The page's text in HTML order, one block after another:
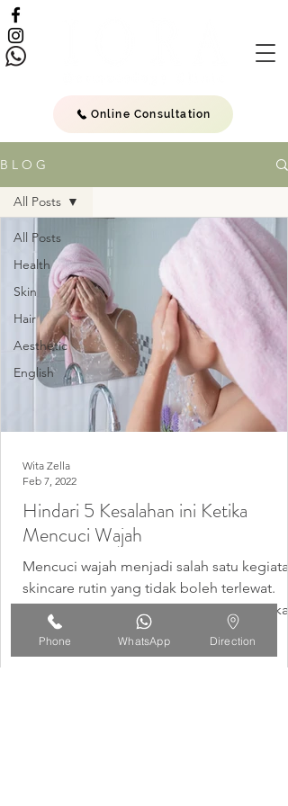
Online Consultation
B L O G
All Posts
Health
Skin
Hair
Aesthetic
English
All Posts
Hindari 5 Kesalahan ini Ketika
Mencuci Wajah
Mencuci wajah menjadi salah satu kegiatan
skincare rutin yang tidak boleh terlewat.
Tidak hanya menyegarkan, mencuci muka
sangat berguna...
Wita Zella
Feb 7, 2022
Phone WhatsApp Direction